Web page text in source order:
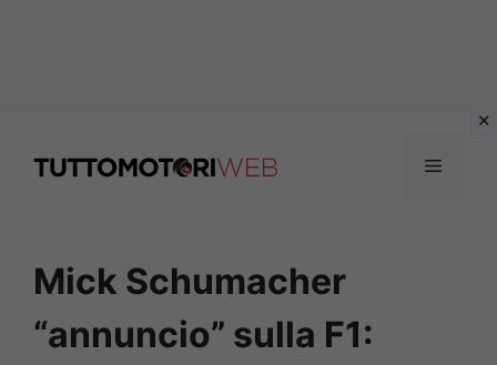
Menu
Mick Schumacher
“annuncio” sulla F1: